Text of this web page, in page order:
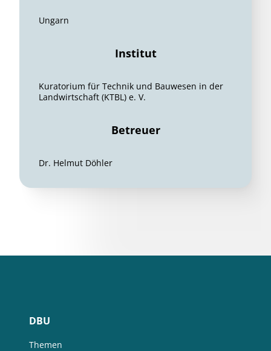
Ungarn
Institut
Kuratorium für Technik und Bauwesen in der
Landwirtschaft (KTBL) e. V.
Betreuer
Dr. Helmut Döhler
DBU
Themen